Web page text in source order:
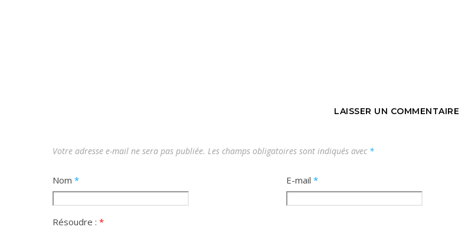
LAISSER UN COMMENTAIRE
Votre adresse e-mail ne sera pas publiée. Les champs obligatoires sont indiqués avec *
Nom * E-mail *
Résoudre : *